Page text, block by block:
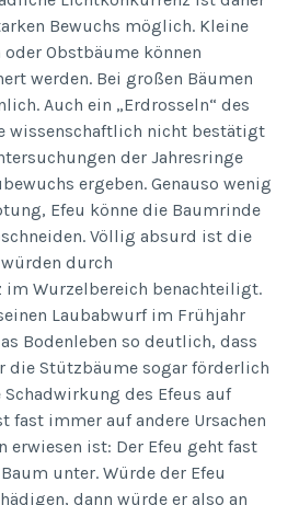
Bewuchs möglich. Kleine
Obstbäume können
werden. Bei großen Bäumen
Auch ein „Erdrosseln“ des
wissenschaftlich nicht bestätigt
der Jahresringe
ergeben. Genauso wenig
Efeu könne die Baumrinde
Völlig absurd ist die
durch
im Wurzelbereich benachteiligt.
Laubabwurf im Frühjahr
Bodenleben so deutlich, dass
die Stützbäume sogar förderlich
des Efeus auf
fast immer auf andere Ursachen
erwiesen ist: Der Efeu geht fast
unter. Würde der Efeu
dann würde er also an